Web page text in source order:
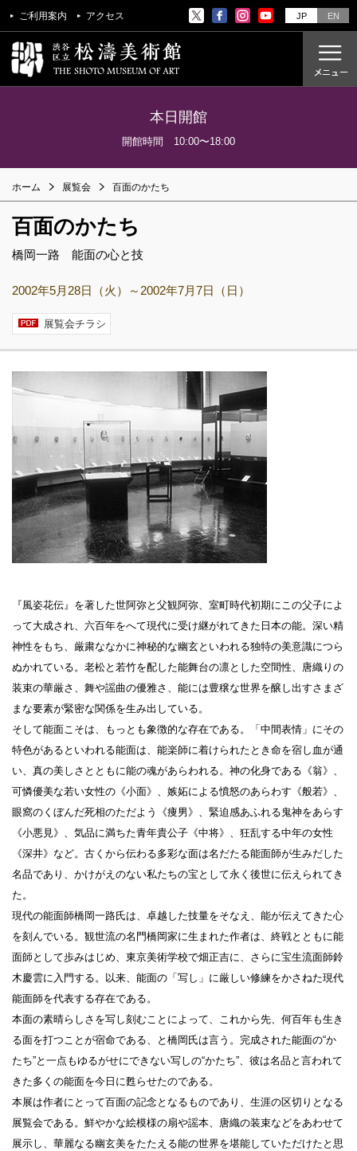
ご利用案内 アクセス JP EN
開催中の展覧会
これからの展覧会
これからのイベント
美術教室
過去のイベント
設計者 白井晟一
建設計画から開館まで
美術館概要
事業記録
本日開館
開館時間 10:00〜18:00
ホーム 展覧会 百面のかたち
百面のかたち
橋岡一路 能面の心と技
2002年5月28日（火）～2002年7月7日（日）
展覧会チラシ
『風姿花伝』を著した世阿弥と父観阿弥、室町時代初期にこの父子によ
って大成され、六百年をへて現代に受け継がれてきた日本の能。深い精
神性をもち、厳粛ななかに神秘的な幽玄といわれる独特の美意識につら
ぬかれている。老松と若竹を配した能舞台の凛とした空間性、唐織りの
装束の華厳さ、舞や謡曲の優雅さ、能には豊穣な世界を醸し出すさまざ
まな要素が緊密な関係を生み出している。
そして能面こそは、もっとも象徴的な存在である。「中間表情」にその
特色があるといわれる能面は、能楽師に着けられたとき命を宿し血が通
い、真の美しさとともに能の魂があらわれる。神の化身である《翁》、
可憐優美な若い女性の《小面》、嫉妬による憤怒のあらわす《般若》、
眼窩のくぼんだ死相のただよう《痩男》、緊迫感あふれる鬼神をあらす
《小悪見》、気品に満ちた青年貴公子《中将》、狂乱する中年の女性
《深井》など。古くから伝わる多彩な面は名だたる能面師が生みだした
名品であり、かけがえのない私たちの宝として永く後世に伝えられてき
た。
現代の能面師橋岡一路氏は、卓越した技量をそなえ、能が伝えてきた心
を刻んでいる。観世流の名門橋岡家に生まれた作者は、終戦とともに能
面師として歩みはじめ、東京美術学校で畑正吉に、さらに宝生流面師鈴
木慶雲に入門する。以来、能面の「写し」に厳しい修練をかさねた現代
能面師を代表する存在である。
本面の素晴らしさを写し刻むことによって、これから先、何百年も生き
る面を打つことが宿命である、と橋岡氏は言う。完成された能面の“か
たち”と一点もゆるがせにできない写しの“かたち”、彼は名品と言われて
きた多くの能面を今日に甦らせたのである。
本展は作者にとって百面の記念となるものであり、生涯の区切りとなる
展覧会である。鮮やかな絵模様の扇や謡本、唐織の装束などをあわせて
展示し、華麗なる幽玄美をたたえる能の世界を堪能していただけたと思